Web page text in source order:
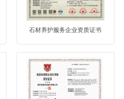
石材养护服务企业资质证书